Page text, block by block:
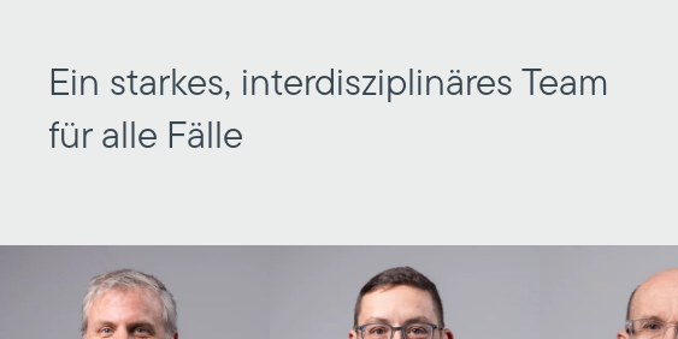
Ein starkes, interdisziplinäres Team
für alle Fälle